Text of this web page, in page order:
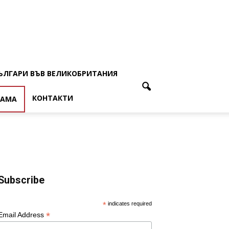
ВЪВ ВЕЛИКОБРИТАНИЯ
КОНТАКТИ
* indicates required
Address *